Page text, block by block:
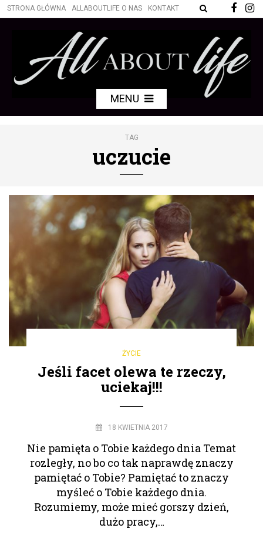
STRONA GŁÓWNA ALLABOUTLIFE O NAS KONTAKT
MENU
TAG
uczucie
ŻYCIE
Jeśli facet olewa te rzeczy,
uciekaj!!!
18 KWIETNIA 2017
Nie pamięta o Tobie każdego dnia Temat
rozległy, no bo co tak naprawdę znaczy
pamiętać o Tobie? Pamiętać to znaczy
myśleć o Tobie każdego dnia.
Rozumiemy, może mieć gorszy dzień,
dużo pracy,…